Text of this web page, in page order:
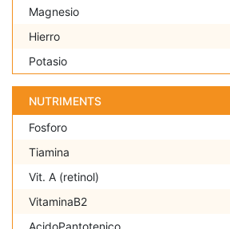
Magnesio
Hierro
Potasio
NUTRIMENTS
Fosforo
Tiamina
Vit. A (retinol)
VitaminaB2